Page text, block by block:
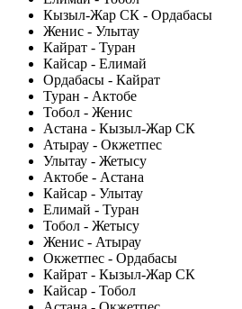
Кызыл-Жар СК - Ордабасы
Женис - Улытау
Кайрат - Туран
Кайсар - Елимай
Ордабасы - Кайрат
Туран - Актобе
Тобол - Женис
Астана - Кызыл-Жар СК
Атырау - Окжетпес
Улытау - Жетысу
Актобе - Астана
Кайсар - Улытау
Елимай - Туран
Тобол - Жетысу
Женис - Атырау
Окжетпес - Ордабасы
Кайрат - Кызыл-Жар СК
Кайсар - Тобол